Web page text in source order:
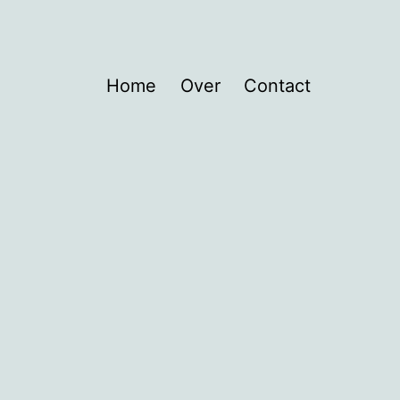
Home Over Contact